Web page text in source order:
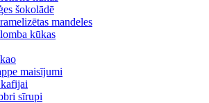
šokolādē
mandeles
kūkas
maisījumi
sīrupi